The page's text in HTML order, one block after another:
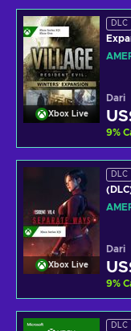
Xbox Live
DLC
Dari
9%
Xbox Live
DLC
Dari
9%
DLC